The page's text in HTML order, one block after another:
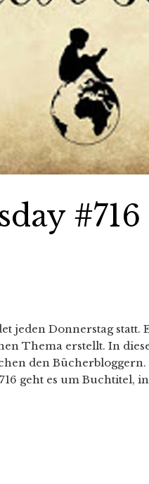
jeden Donnerstag statt.
Thema erstellt. In
den
geht es um Buchtitel,